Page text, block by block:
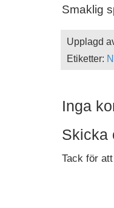
Smaklig
Upplagd
Etiketter:
Inga
Skicka
Tack för